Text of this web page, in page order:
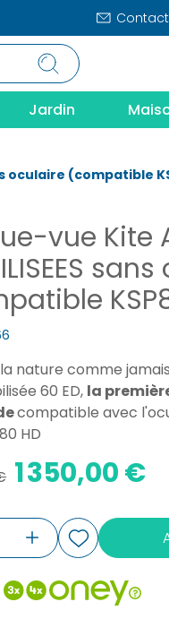
Jardin
oculaire (compatible
vue Kite
nature comme
60 ED, la
compatible avec
HD
1 350,00 €